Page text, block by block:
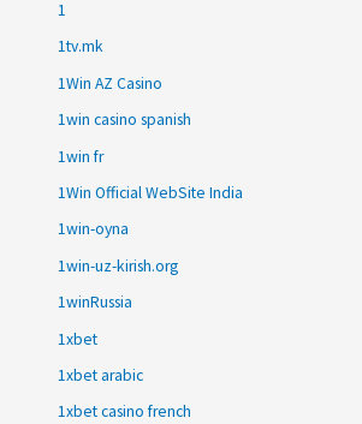
1
1tv.mk
1Win AZ Casino
1win casino spanish
1win fr
1Win Official WebSite India
1win-oyna
1win-uz-kirish.org
1winRussia
1xbet
1xbet arabic
1xbet casino french